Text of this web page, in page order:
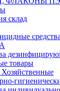
склад
товары